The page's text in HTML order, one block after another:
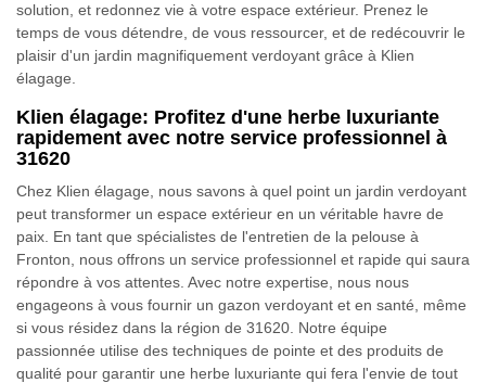
solution, et redonnez vie à votre espace extérieur. Prenez le
temps de vous détendre, de vous ressourcer, et de redécouvrir le
plaisir d'un jardin magnifiquement verdoyant grâce à Klien
élagage.
Klien élagage: Profitez d'une herbe luxuriante
rapidement avec notre service professionnel à
31620
Chez Klien élagage, nous savons à quel point un jardin verdoyant
peut transformer un espace extérieur en un véritable havre de
paix. En tant que spécialistes de l'entretien de la pelouse à
Fronton, nous offrons un service professionnel et rapide qui saura
répondre à vos attentes. Avec notre expertise, nous nous
engageons à vous fournir un gazon verdoyant et en santé, même
si vous résidez dans la région de 31620. Notre équipe
passionnée utilise des techniques de pointe et des produits de
qualité pour garantir une herbe luxuriante qui fera l'envie de tout